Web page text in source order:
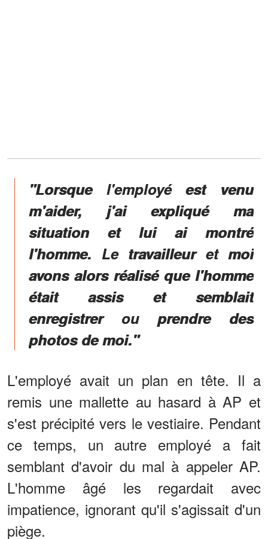
"Lorsque l'employé est venu
m'aider, j'ai expliqué ma
situation et lui ai montré
l'homme. Le travailleur et moi
avons alors réalisé que l'homme
était assis et semblait
enregistrer ou prendre des
photos de moi."
L'employé avait un plan en tête. Il a
remis une mallette au hasard à AP et
s'est précipité vers le vestiaire. Pendant
ce temps, un autre employé a fait
semblant d'avoir du mal à appeler AP.
L'homme âgé les regardait avec
impatience, ignorant qu'il s'agissait d'un
piège.